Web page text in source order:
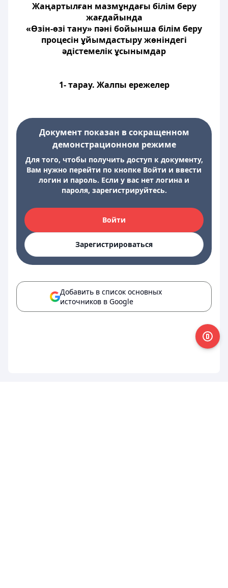
Жаңартылған мазмұндағы білім беру
жағдайында
«Өзін-өзі тану» пәні бойынша білім беру
процесін ұйымдастыру жөніндегі
әдістемелік ұсынымдар
1- тарау. Жалпы ережелер
Документ показан в сокращенном
демонстрационном режиме
Для того, чтобы получить доступ к документу,
Вам нужно перейти по кнопке Войти и ввести
логин и пароль. Если у вас нет логина и
пароля, зарегистрируйтесь.
Войти
Зарегистрироваться
Добавить в список основных
источников в Google